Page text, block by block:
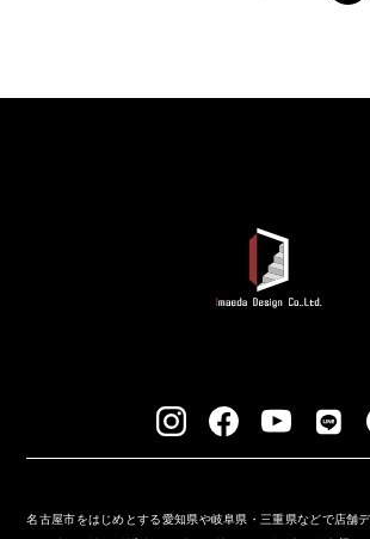
名古屋市をはじめとする愛知県や岐阜県・三重県などで店舗